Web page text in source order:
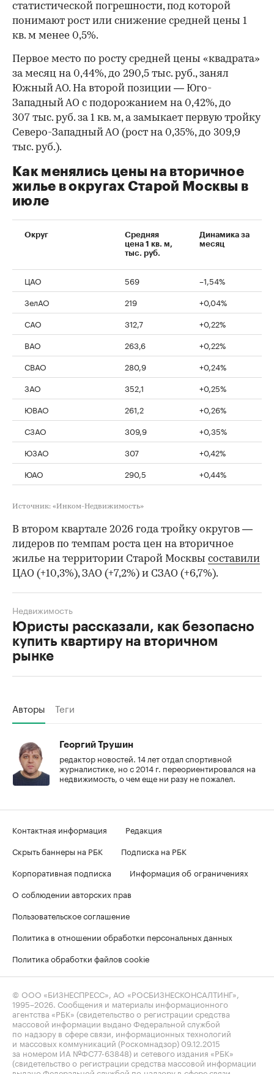
00:00 00:00
статистической погрешности, под которой
понимают рост или снижение средней цены 1
кв. м менее 0,5%.
Первое место по росту средней цены «квадрата»
за месяц на 0,44%, до 290,5 тыс. руб., занял
Южный АО. На второй позиции — Юго-
Западный АО с подорожанием на 0,42%, до
307 тыс. руб. за 1 кв. м, а замыкает первую тройку
Северо-Западный АО (рост на 0,35%, до 309,9
тыс. руб.).
Как менялись цены на вторичное
жилье в округах Старой Москвы в
июле
Округ
Средняя
цена 1 кв. м,
тыс. руб.
Динамика за
месяц
ЦАО 569
–1,54%
ЗелАО
219
+0,04%
САО
312,7
+0,22%
ВАО
263,6
+0,22%
СВАО
280,9
+0,24%
ЗАО
352,1
+0,25%
ЮВАО
261,2
+0,26%
СЗАО
309,9
+0,35%
ЮЗАО
307
+0,42%
ЮАО
290,5 +0,44%
Источник: «Инком-Недвижимость»
В втором квартале 2026 года тройку округов —
лидеров по темпам роста цен на вторичное
жилье на территории Старой Москвы составили
ЦАО (+10,3%), ЗАО (+7,2%) и СЗАО (+6,7%).
Юристы рассказали, как безопасно
купить квартиру на вторичном
рынке
Недвижимость
Авторы Теги
Георгий Трушин
редактор новостей. 14 лет отдал спортивной
журналистике, но с 2014 г. переориентировался на
недвижимость, о чем еще ни разу не пожалел.
Контактная информация
Редакция
Скрыть баннеры на РБК
Подписка на РБК
Корпоративная подписка
Информация об ограничениях
О соблюдении авторских прав
Пользовательское соглашение
Политика в отношении обработки персональных данных
Политика обработки файлов cookie
© ООО «БИЗНЕСПРЕСС», АО «РОСБИЗНЕСКОНСАЛТИНГ»,
1995–2026 . Сообщения и материалы информационного
агентства «РБК» (свидетельство о регистрации средства
массовой информации выдано Федеральной службой
по надзору в сфере связи, информационных технологий
и массовых коммуникаций (Роскомнадзор) 09.12.2015
за номером ИА №ФС77-63848) и сетевого издания «РБК»
(свидетельство о регистрации средства массовой информации